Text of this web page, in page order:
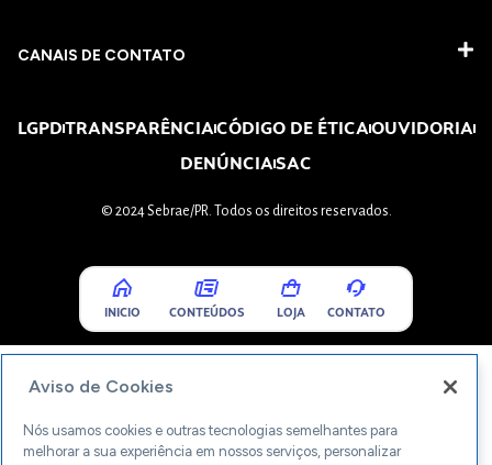
CANAIS DE CONTATO
LGPDTRANSPARÊNCIACÓDIGO DE ÉTICAOUVIDORIA
DENÚNCIASAC
© 2024 Sebrae/PR. Todos os direitos reservados.
INICIO CONTEÚDOS LOJA CONTATO
Aviso de Cookies
Nós usamos cookies e outras tecnologias semelhantes para
melhorar a sua experiência em nossos serviços, personalizar